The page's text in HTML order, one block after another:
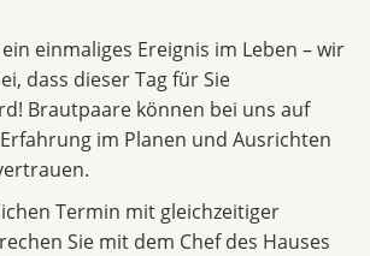
einmaliges Ereignis im Leben – wir
dass dieser Tag für Sie
Brautpaare können bei uns auf
im Planen und Ausrichten
Termin mit gleichzeitiger
Sie mit dem Chef des Hauses